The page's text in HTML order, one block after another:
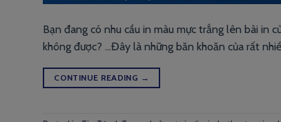
Bạn đang có nhu cầu in màu mực trắng lên bài in
không được? …Đây là những băn khoăn của rất
CONTINUE READING →